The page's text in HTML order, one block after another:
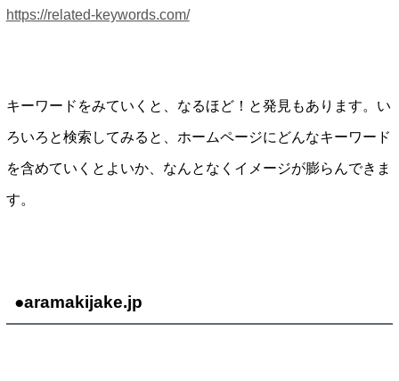
https://related-keywords.com/
キーワードをみていくと、なるほど！と発見もあります。い
ろいろと検索してみると、ホームページにどんなキーワード
を含めていくとよいか、なんとなくイメージが膨らんできま
す。
●aramakijake.jp